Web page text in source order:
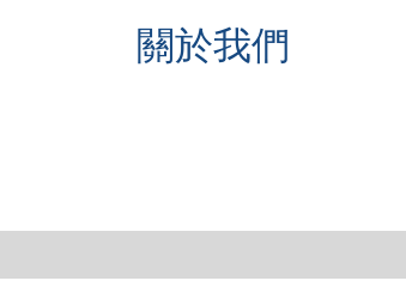
關於我們